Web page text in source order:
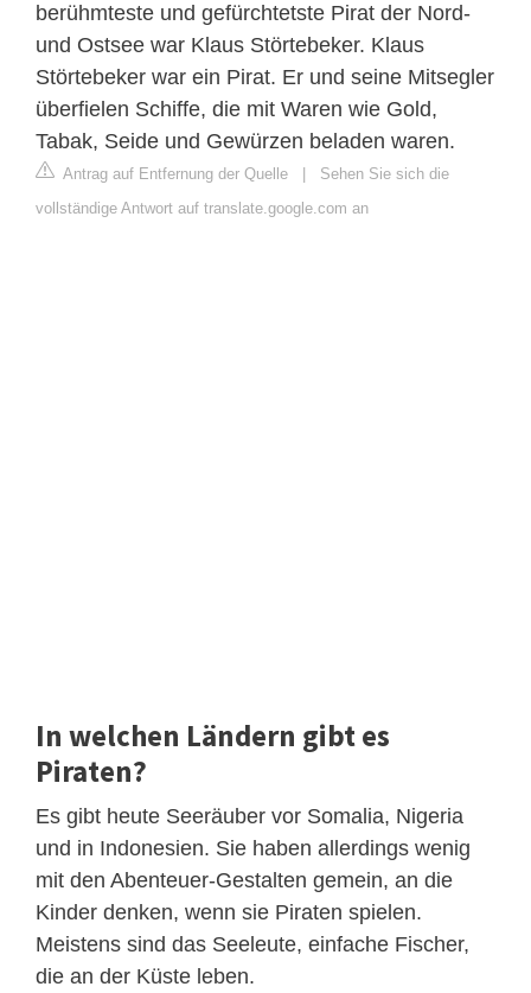
berühmteste und gefürchtetste Pirat der Nord-
und Ostsee war Klaus Störtebeker. Klaus
Störtebeker war ein Pirat. Er und seine Mitsegler
überfielen Schiffe, die mit Waren wie Gold,
Tabak, Seide und Gewürzen beladen waren.
Antrag auf Entfernung der Quelle
Sehen Sie sich die
vollständige Antwort auf translate.google.com an
In welchen Ländern gibt es
Piraten?
Es gibt heute Seeräuber vor Somalia, Nigeria
und in Indonesien. Sie haben allerdings wenig
mit den Abenteuer-Gestalten gemein, an die
Kinder denken, wenn sie Piraten spielen.
Meistens sind das Seeleute, einfache Fischer,
die an der Küste leben.